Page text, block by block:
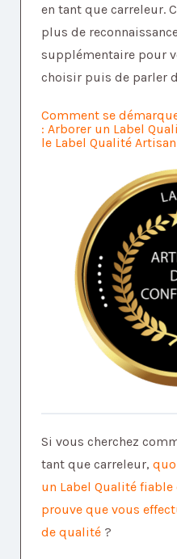
en tant que carreleur.
plus de
supplémentaire pour
choisir puis de parler
Comment se
: Arborer un Label
le Label Qualité
Si vous cherchez
tant que carreleur,
un Label Qualité
prouve que vous
de qualité ?